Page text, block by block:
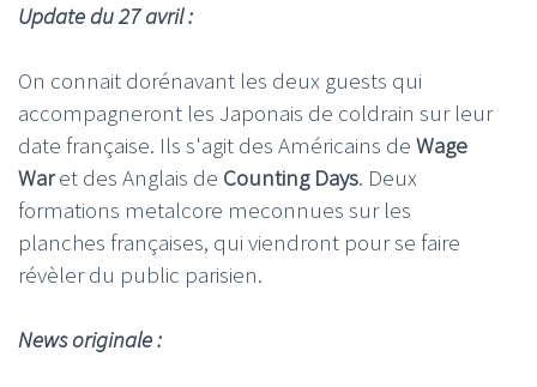
Update du 27 avril :
On connait dorénavant les deux guests qui
accompagneront les Japonais de coldrain sur leur
date française. Ils s'agit des Américains de Wage
Waret des Anglais de Counting Days. Deux
formations metalcore meconnues sur les
planches françaises, qui viendront pour se faire
révèler du public parisien.
News originale :